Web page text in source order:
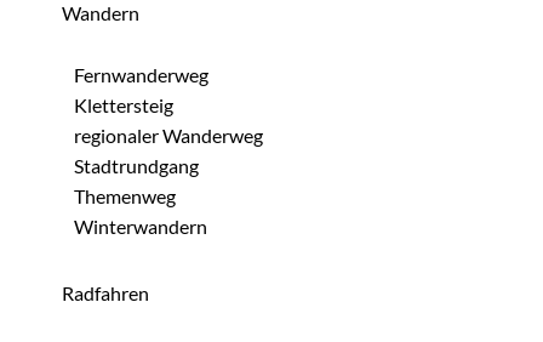
Wandern
Fernwanderweg
Klettersteig
regionaler Wanderweg
Stadtrundgang
Themenweg
Winterwandern
Radfahren